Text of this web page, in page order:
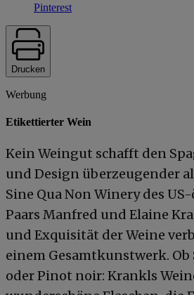
Pinterest
Drucken
Werbung
Etikettierter Wein
Kein Weingut schafft den
und Design überzeugender
Sine Qua Non Winery des
Paars Manfred und Elaine
und Exquisität der Weine
einem Gesamtkunstwerk. Ob
oder Pinot noir: Krankls